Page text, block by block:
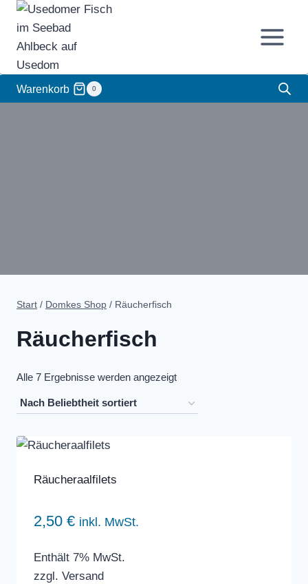
Zum
Inhalt
springen
Warenkorb 0
Start / Domkes Shop / Räucherfisch
Räucherfisch
Alle 7 Ergebnisse werden angezeigtNach
sortiert
Räucheraalfilets
2,50 € inkl. MwSt.
Enthält 7% MwSt.
zzgl. Versand